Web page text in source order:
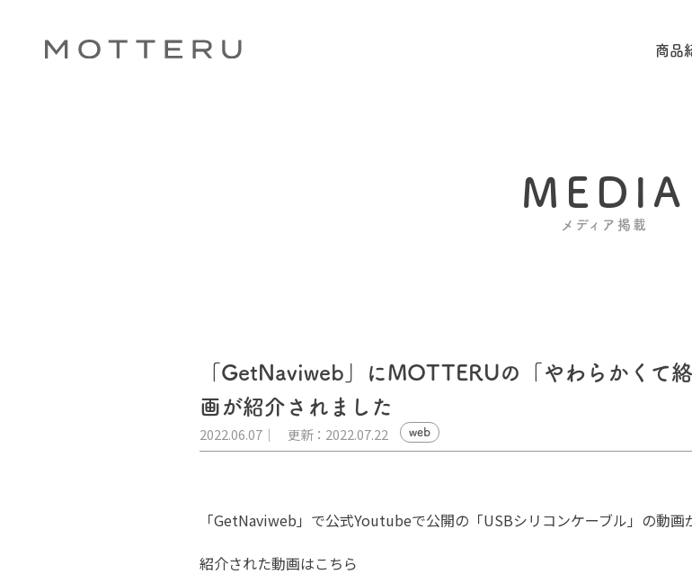
商品
MEDIA
メディア掲載
2022.06.07 更新：2022.07.22 web
「GetNaviweb」にMOTTERUの「やわらかくて
画が紹介されました
「GetNaviweb」で公式Youtubeで公開の「USBシリコンケーブル」の動画
紹介された動画はこちら